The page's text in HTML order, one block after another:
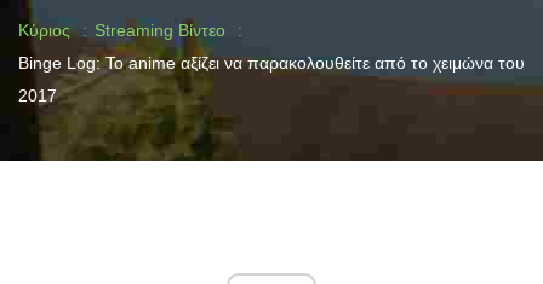
Κύριος
Streaming Βίντεο
Binge Log: Το anime αξίζει να παρακολουθείτε από το χειμώνα του
2017